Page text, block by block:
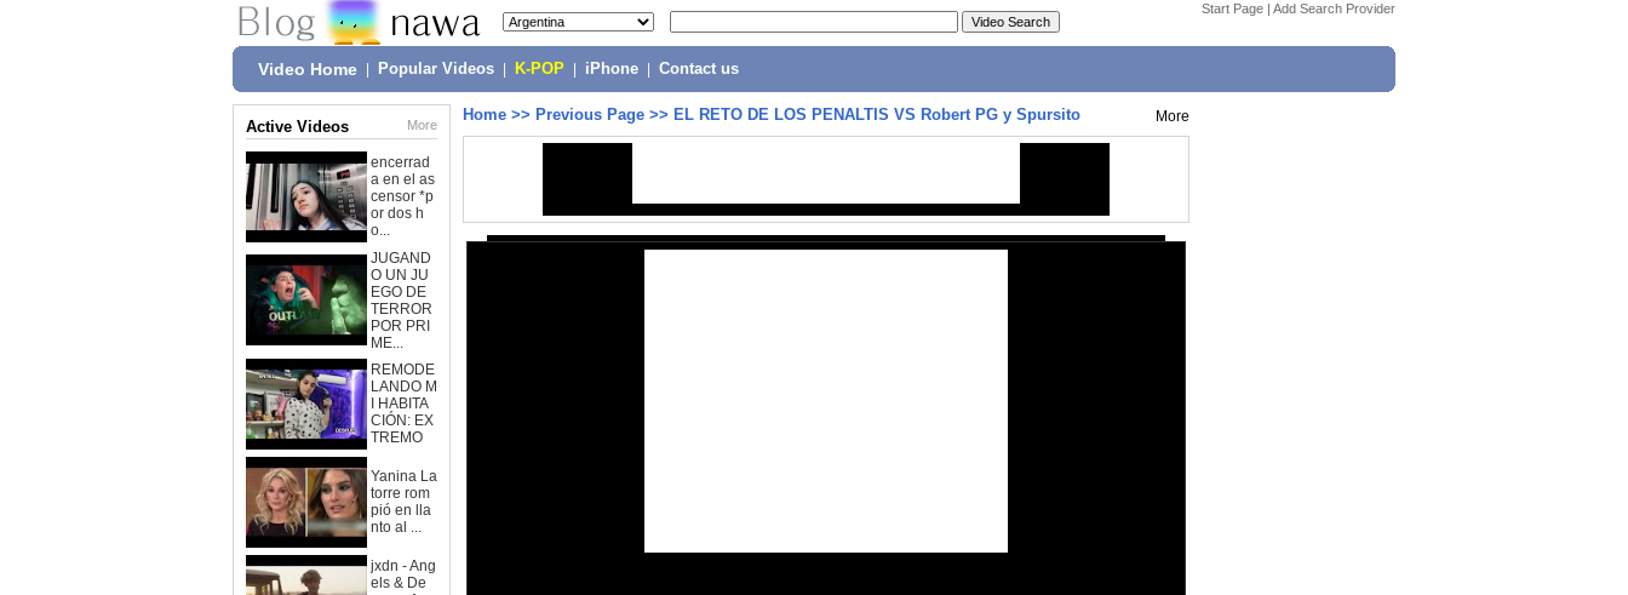
Start Page | Add Search Provider
Video Home Popular Videos K-POP iPhone Contact us
Active Videos More
encerrad
a en el as
censor *p
or dos h
o...
JUGAND
O UN JU
EGO DE
TERROR
POR PRI
ME...
REMODE
LANDO M
I HABITA
CIÓN: EX
TREMO
Yanina La
torre rom
pió en lla
nto al ...
jxdn - Ang
els & De
Home >> Previous Page >> EL RETO DE LOS PENALTIS VS Robert PG y Spursito More